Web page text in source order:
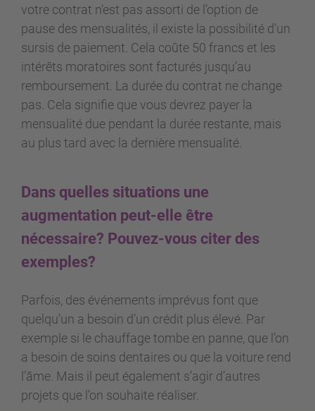
votre contrat n’est pas assorti de l’option de
pause des mensualités, il existe la possibilité d’un
sursis de paiement. Cela coûte 50 francs et les
intérêts moratoires sont facturés jusqu’au
remboursement. La durée du contrat ne change
pas. Cela signifie que vous devrez payer la
mensualité due pendant la durée restante, mais
au plus tard avec la dernière mensualité.
Dans quelles situations une
augmentation peut-elle être
nécessaire? Pouvez-vous citer des
exemples?
Parfois, des événements imprévus font que
quelqu’un a besoin d’un crédit plus élevé. Par
exemple si le chauffage tombe en panne, que l’on
a besoin de soins dentaires ou que la voiture rend
l’âme. Mais il peut également s’agir d’autres
projets que l’on souhaite réaliser.